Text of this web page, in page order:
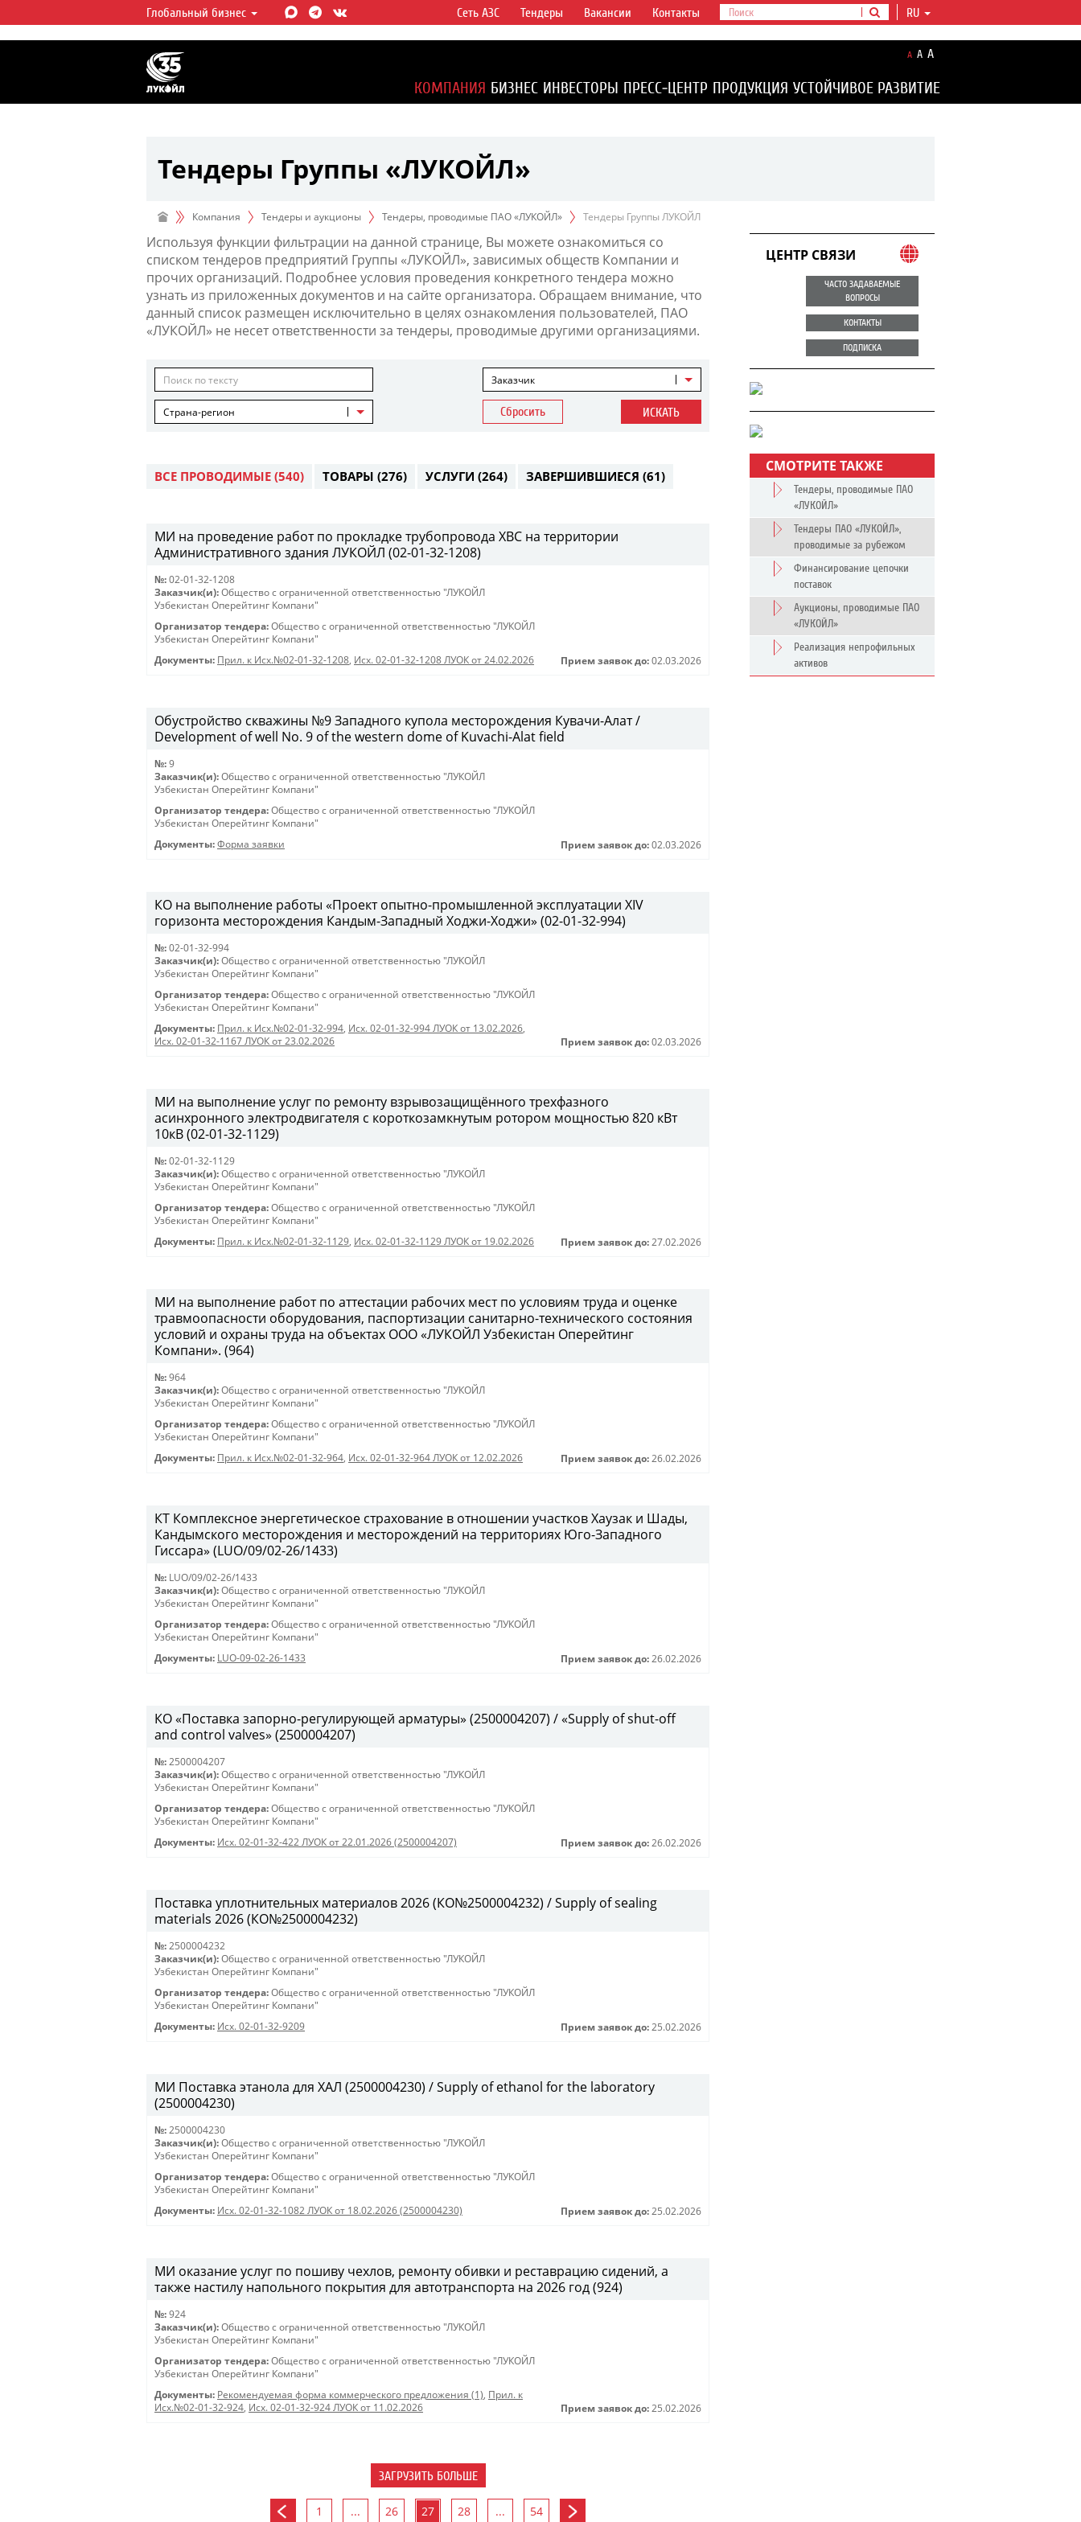
ЛУКОЙЛ СЕГОДНЯ
ЛУКОЙЛ — одна из крупнейших вертикально
интегрированных нефтегазовых компаний в
мире, на долю которой приходится более 2%
мировой добычи нефти и около 1% доказанных
Глобальный бизнес RU
Сеть АЗС Тендеры Вакансии Контакты
A A A
КОМПАНИЯ БИЗНЕС ИНВЕСТОРЫ ПРЕСС-ЦЕНТР ПРОДУКЦИЯ УСТОЙЧИВОЕ РАЗВИТИЕ
Тендеры Группы «ЛУКОЙЛ»
Компания Тендеры и аукционы Тендеры, проводимые ПАО «ЛУКОЙЛ» Тендеры Группы ЛУКОЙЛ
Используя функции фильтрации на данной странице, Вы можете ознакомиться со
списком тендеров предприятий Группы «ЛУКОЙЛ», зависимых обществ Компании и
прочих организаций. Подробнее условия проведения конкретного тендера можно
узнать из приложенных документов и на сайте организатора. Обращаем внимание, что
данный список размещен исключительно в целях ознакомления пользователей, ПАО
«ЛУКОЙЛ» не несет ответственности за тендеры, проводимые другими организациями.
Заказчик
Страна-регион Сбросить ИСКАТЬ
ВСЕ ПРОВОДИМЫЕ (540) ТОВАРЫ (276) УСЛУГИ (264) ЗАВЕРШИВШИЕСЯ (61)
МИ на проведение работ по прокладке трубопровода ХВС на территории
Административного здания ЛУКОЙЛ (02-01-32-1208)
№: 02-01-32-1208
Заказчик(и): Общество с ограниченной ответственностью "ЛУКОЙЛ
Узбекистан Оперейтинг Компани"
Организатор тендера: Общество с ограниченной ответственностью "ЛУКОЙЛ
Узбекистан Оперейтинг Компани"
Документы: Прил. к Исх.№02-01-32-1208, Исх. 02-01-32-1208 ЛУОК от 24.02.2026 Прием заявок до: 02.03.2026
Обустройство скважины №9 Западного купола месторождения Кувачи-Алат /
Development of well No. 9 of the western dome of Kuvachi-Alat field
№: 9
Заказчик(и): Общество с ограниченной ответственностью "ЛУКОЙЛ
Узбекистан Оперейтинг Компани"
Организатор тендера: Общество с ограниченной ответственностью "ЛУКОЙЛ
Узбекистан Оперейтинг Компани"
Документы: Форма заявки Прием заявок до: 02.03.2026
КО на выполнение работы «Проект опытно-промышленной эксплуатации XIV
горизонта месторождения Кандым-Западный Ходжи-Ходжи» (02-01-32-994)
№: 02-01-32-994
Заказчик(и): Общество с ограниченной ответственностью "ЛУКОЙЛ
Узбекистан Оперейтинг Компани"
Организатор тендера: Общество с ограниченной ответственностью "ЛУКОЙЛ
Узбекистан Оперейтинг Компани"
Документы: Прил. к Исх.№02-01-32-994, Исх. 02-01-32-994 ЛУОК от 13.02.2026,
Исх. 02-01-32-1167 ЛУОК от 23.02.2026
Прием заявок до: 02.03.2026
МИ на выполнение услуг по ремонту взрывозащищённого трехфазного
асинхронного электродвигателя с короткозамкнутым ротором мощностью 820 кВт
10кВ (02-01-32-1129)
№: 02-01-32-1129
Заказчик(и): Общество с ограниченной ответственностью "ЛУКОЙЛ
Узбекистан Оперейтинг Компани"
Организатор тендера: Общество с ограниченной ответственностью "ЛУКОЙЛ
Узбекистан Оперейтинг Компани"
Документы: Прил. к Исх.№02-01-32-1129, Исх. 02-01-32-1129 ЛУОК от 19.02.2026 Прием заявок до: 27.02.2026
МИ на выполнение работ по аттестации рабочих мест по условиям труда и оценке
травмоопасности оборудования, паспортизации санитарно-технического состояния
условий и охраны труда на объектах ООО «ЛУКОЙЛ Узбекистан Оперейтинг
Компани». (964)
№: 964
Заказчик(и): Общество с ограниченной ответственностью "ЛУКОЙЛ
Узбекистан Оперейтинг Компани"
Организатор тендера: Общество с ограниченной ответственностью "ЛУКОЙЛ
Узбекистан Оперейтинг Компани"
Документы: Прил. к Исх.№02-01-32-964, Исх. 02-01-32-964 ЛУОК от 12.02.2026 Прием заявок до: 26.02.2026
КТ Комплексное энергетическое страхование в отношении участков Хаузак и Шады,
Кандымского месторождения и месторождений на территориях Юго-Западного
Гиссара» (LUO/09/02-26/1433)
№: LUO/09/02-26/1433
Заказчик(и): Общество с ограниченной ответственностью "ЛУКОЙЛ
Узбекистан Оперейтинг Компани"
Организатор тендера: Общество с ограниченной ответственностью "ЛУКОЙЛ
Узбекистан Оперейтинг Компани"
Документы: LUO-09-02-26-1433 Прием заявок до: 26.02.2026
КО «Поставка запорно-регулирующей арматуры» (2500004207) / «Supply of shut-off
and control valves» (2500004207)
№: 2500004207
Заказчик(и): Общество с ограниченной ответственностью "ЛУКОЙЛ
Узбекистан Оперейтинг Компани"
Организатор тендера: Общество с ограниченной ответственностью "ЛУКОЙЛ
Узбекистан Оперейтинг Компани"
Документы: Исх. 02-01-32-422 ЛУОК от 22.01.2026 (2500004207) Прием заявок до: 26.02.2026
Поставка уплотнительных материалов 2026 (КО№2500004232) / Supply of sealing
materials 2026 (КО№2500004232)
№: 2500004232
Заказчик(и): Общество с ограниченной ответственностью "ЛУКОЙЛ
Узбекистан Оперейтинг Компани"
Организатор тендера: Общество с ограниченной ответственностью "ЛУКОЙЛ
Узбекистан Оперейтинг Компани"
Документы: Исх. 02-01-32-9209 Прием заявок до: 25.02.2026
МИ Поставка этанола для ХАЛ (2500004230) / Supply of ethanol for the laboratory
(2500004230)
№: 2500004230
Заказчик(и): Общество с ограниченной ответственностью "ЛУКОЙЛ
Узбекистан Оперейтинг Компани"
Организатор тендера: Общество с ограниченной ответственностью "ЛУКОЙЛ
Узбекистан Оперейтинг Компани"
Документы: Исх. 02-01-32-1082 ЛУОК от 18.02.2026 (2500004230) Прием заявок до: 25.02.2026
МИ оказание услуг по пошиву чехлов, ремонту обивки и реставрацию сидений, а
также настилу напольного покрытия для автотранспорта на 2026 год (924)
№: 924
Заказчик(и): Общество с ограниченной ответственностью "ЛУКОЙЛ
Узбекистан Оперейтинг Компани"
Организатор тендера: Общество с ограниченной ответственностью "ЛУКОЙЛ
Узбекистан Оперейтинг Компани"
Документы: Рекомендуемая форма коммерческого предложения (1), Прил. к
Исх.№02-01-32-924, Исх. 02-01-32-924 ЛУОК от 11.02.2026 Прием заявок до: 25.02.2026
ЗАГРУЗИТЬ БОЛЬШЕ
1 ... 26 27 28 ... 54
ЦЕНТР СВЯЗИ
ЧАСТО ЗАДАВАЕМЫЕ
ВОПРОСЫ
КОНТАКТЫ
ПОДПИСКА
СМОТРИТЕ ТАКЖЕ
Тендеры, проводимые ПАО
«ЛУКОЙЛ»
Тендеры ПАО «ЛУКОЙЛ»,
проводимые за рубежом
Финансирование цепочки
поставок
Аукционы, проводимые ПАО
«ЛУКОЙЛ»
Реализация непрофильных
активов